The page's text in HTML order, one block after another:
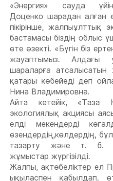
«Энергия» сауда
Доценкошарадан алған
пікірінше, жалпыұлттық
бастамасы біздің облыс
өте өзекті. «Бүгін біз
жауаптымыз. Алдағы
шараларға атсалысатын
қатары көбейеді деп
Нина Владимировна.
Айта кетейік, «Таза
экологиялық акциясы
елді мекендерді
өзендердің,көлдердің,
тазарту және т. б.
жұмыстар жүргізілді.
Жалпы, ақтөбеліктер ел
ықыласпен қабылдап,